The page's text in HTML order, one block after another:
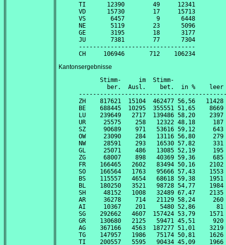
TI      12390        49     12341
VD      15730        17     15713
VS       6457         9      6448
NE       5119        23      5096
GE       3195        18      3177
JU       7381        77      7304
---------------------------------
Kantonsergebnisse
Stimm-     im  Stimm-
ber.  Ausl.    bet.  in %
ZH    817621  15104  462477 56,56
BE    688445  10295  355551 51,65
LU    239649   2717  139486 58,20
UR     25575    258   12322 48,18
SZ     90689    971   53616 59,12
OW     23090    284   13116 56,80
NW     28591    293   16530 57,82
GL     25071    486   13085 52,19
ZG     68007    898   40369 59,36
FR    166465   2602   83494 50,16
SO    166564   1763   95666 57,43
BS    115557   4654   68618 59,38
BL    180250   3521   98728 54,77
SH     48152   1008   32489 67,47
AR     36278    714   21129 58,24
AI     10367    201    5480 52,86
SG    292662   4607  157424 53,79
GR    130680   2125   59471 45,51
AG    367166   4563  187277 51,01
TG    147957   1986   75174 50,81
TI    200557   5595   90434 45,09